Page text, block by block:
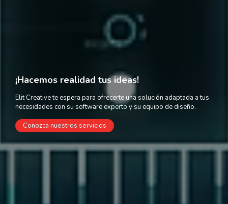
¡Hacemos realidad tus ideas!
Elit Creativeteespera para ofrecerteuna solución adaptada a tus
necesidades con su softwareexpertoy su equipo dediseño.
Conozca nuestros servicios